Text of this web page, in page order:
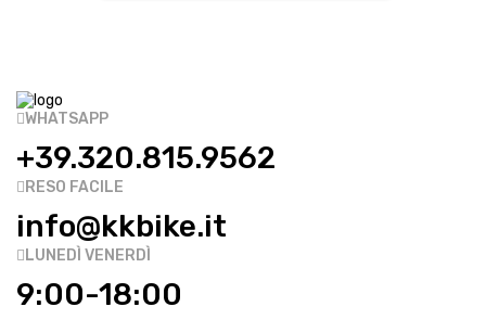
WHATSAPP
+39.320.815.9562
RESO FACILE
info@kkbike.it
LUNEDÌ VENERDÌ
9:00-18:00